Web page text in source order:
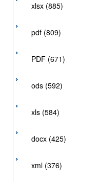
xlsx (885)
pdf (809)
PDF (671)
ods (592)
xls (584)
docx (425)
xml (376)